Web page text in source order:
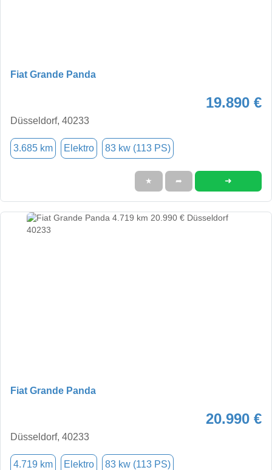
Fiat Grande Panda
19.890 €
Düsseldorf, 40233
3.685 km Elektro 83 kw (113 PS)
★ ➦ ➜
Fiat Grande Panda
20.990 €
Düsseldorf, 40233
4.719 km Elektro 83 kw (113 PS)